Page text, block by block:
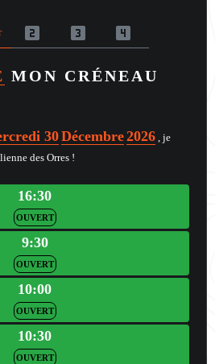
looks_two looks_3 looks_4
MON CRÉNEAU
30Décembre2026, je
des Orres !
16:30
OUVERT
9:30
OUVERT
10:00
OUVERT
10:30
OUVERT